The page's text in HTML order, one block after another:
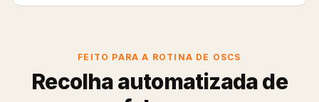
FEITO PARA A ROTINA DE OSCS
Recolha automatizada de